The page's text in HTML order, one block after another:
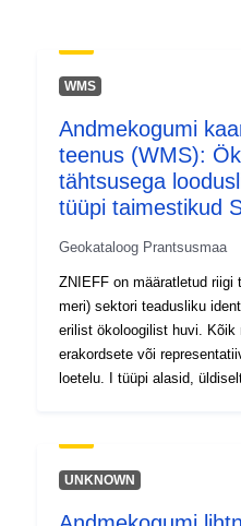
Tüüp:
WMS
Andmekogumi
teenus (WMS):
tähtsusega
tüüpi taimestikud
Geokataloog Prantsusmaa
ZNIEFF on määratletud riigi
meri) sektori teadusliku
erilist ökoloogilist huvi. Kõik
erakordsete või
loetelu. I tüüpi alasid,
või piirkondliku
eriti tundlikud isegi piiratud
UNKNOWN